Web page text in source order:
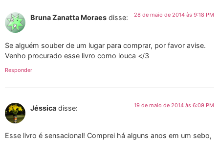
Bruna Zanatta Moraes disse: 28 de maio de 2014 às 9:18 PM
Se alguém souber de um lugar para comprar, por favor avise.
Venho procurado esse livro como louca </3
Responder
Jéssica disse: 19 de maio de 2014 às 6:09 PM
Esse livro é sensacional! Comprei há alguns anos em um sebo,